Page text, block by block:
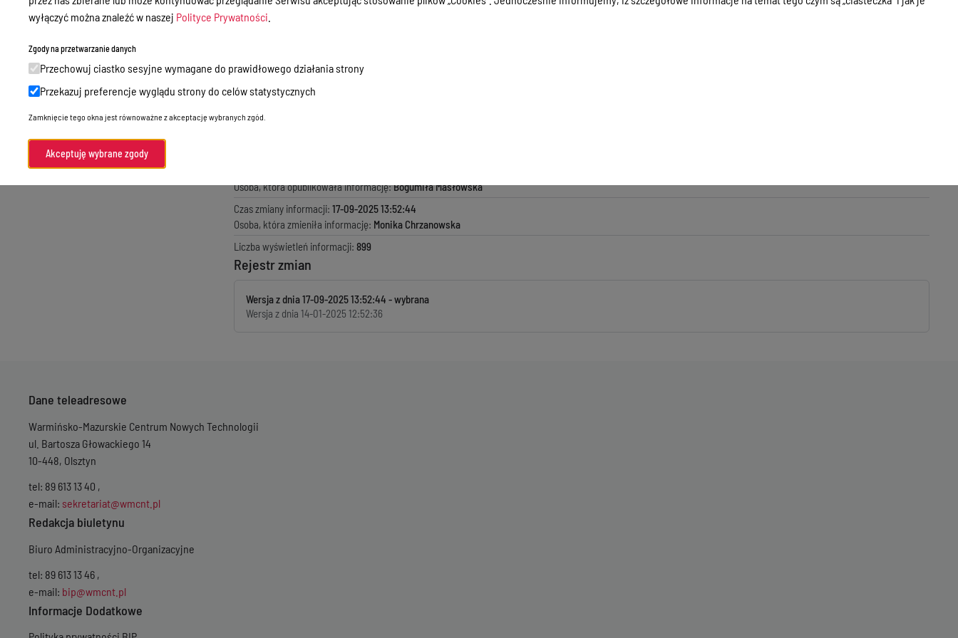
Godziny przyjęć interesantów
Nabór
Skargi i wnioski
Menu Podmiotowe
Treść ogłoszenia
Ogłoszenie o szacowaniu FortiClient EMS
Metryka
Osoba, która opublikowała informację:Bogumiła Masłowska
Czas zmiany informacji: 17-09-2025 13:52:44
Osoba, która zmieniła informację: Monika Chrzanowska
Liczba wyświetleń informacji: 899
Rejestr zmian
Wersja z dnia17-09-2025 13:52:44
Wersja z dnia 14-01-2025 12:52:36
Dane teleadresowe
Warmińsko-Mazurskie Centrum Nowych Technologii
ul. Bartosza Głowackiego 14
10-448, Olsztyn
tel: 89 613 13 40 ,
e-mail: sekretariat@wmcnt.pl
Redakcja biuletynu
Biuro Administracyjno-Organizacyjne
tel: 89 613 13 46 ,
e-mail: bip@wmcnt.pl
Informacje Dodatkowe
wyłączyć można znaleźć w naszej Polityce Prywatności
Zgody na przetwarzanie danych
Przechowuj ciastko sesyjne wymagane do prawidłowego działania strony
Przekazuj preferencje wyglądu strony do celów statystycznych
Zamknięcie tego okna jest równoważne z akceptację wybranych zgód.
Akceptuję wybrane zgody